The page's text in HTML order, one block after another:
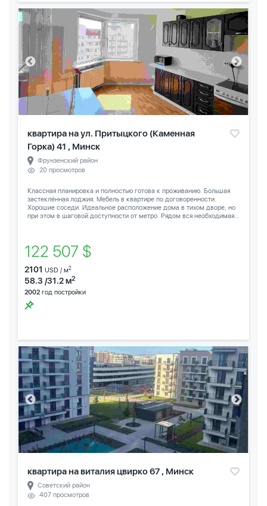
квартира на ул. Притыцкого (Каменная
Горка) 41 , Минск
Фрунзенский район
20 просмотров
Классная планировка и полностью готова к проживанию. Большая
застеклённая лоджия. Мебель в квартире по договоренности.
Хорошие соседи. Идеальное расположение дома в тихом дворе, но
при этом в шаговой доступности от метро. Рядом вся необходимая...
122 507 $
2101 USD / м2
58.3 /31.2 м2
2002 год постройки
квартира на виталия цвирко 67 , Минск
Советский район
407 просмотров